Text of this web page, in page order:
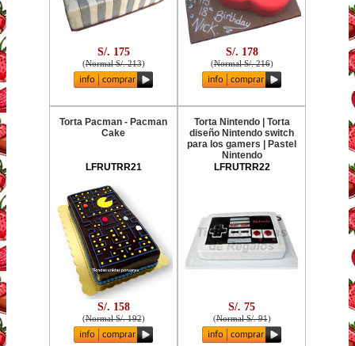
S/. 175
(Normal S/. 213)
S/. 178
(Normal S/. 216)
Torta Pacman - Pacman
Cake
LFRUTRR21
S/. 158
(Normal S/. 192)
Torta Nintendo | Torta
diseño Nintendo switch
para los gamers | Pastel
Nintendo
LFRUTRR22
S/. 75
(Normal S/. 91)